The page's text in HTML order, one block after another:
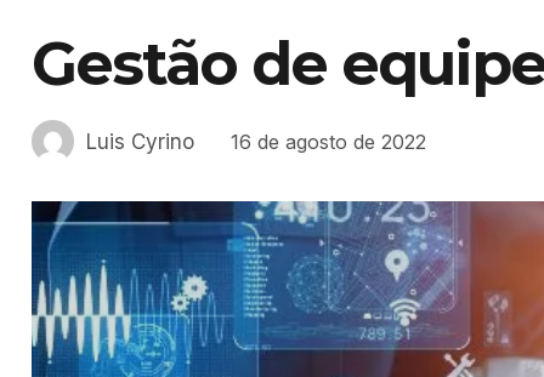
Gestão de
Luis Cyrino 16 de agosto de 2022